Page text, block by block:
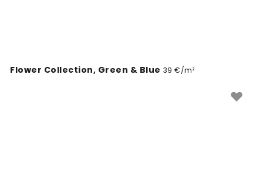
Flower Collection, Green & Blue 39 €/m²